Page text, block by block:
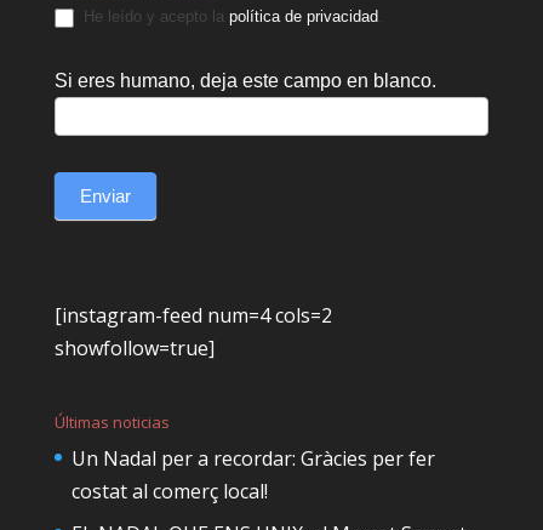
He leído y acepto la política de privacidad.
Si eres humano, deja este campo en blanco.
Enviar
[instagram-feed num=4 cols=2
showfollow=true]
Últimas noticias
Un Nadal per a recordar: Gràcies per fer
costat al comerç local!